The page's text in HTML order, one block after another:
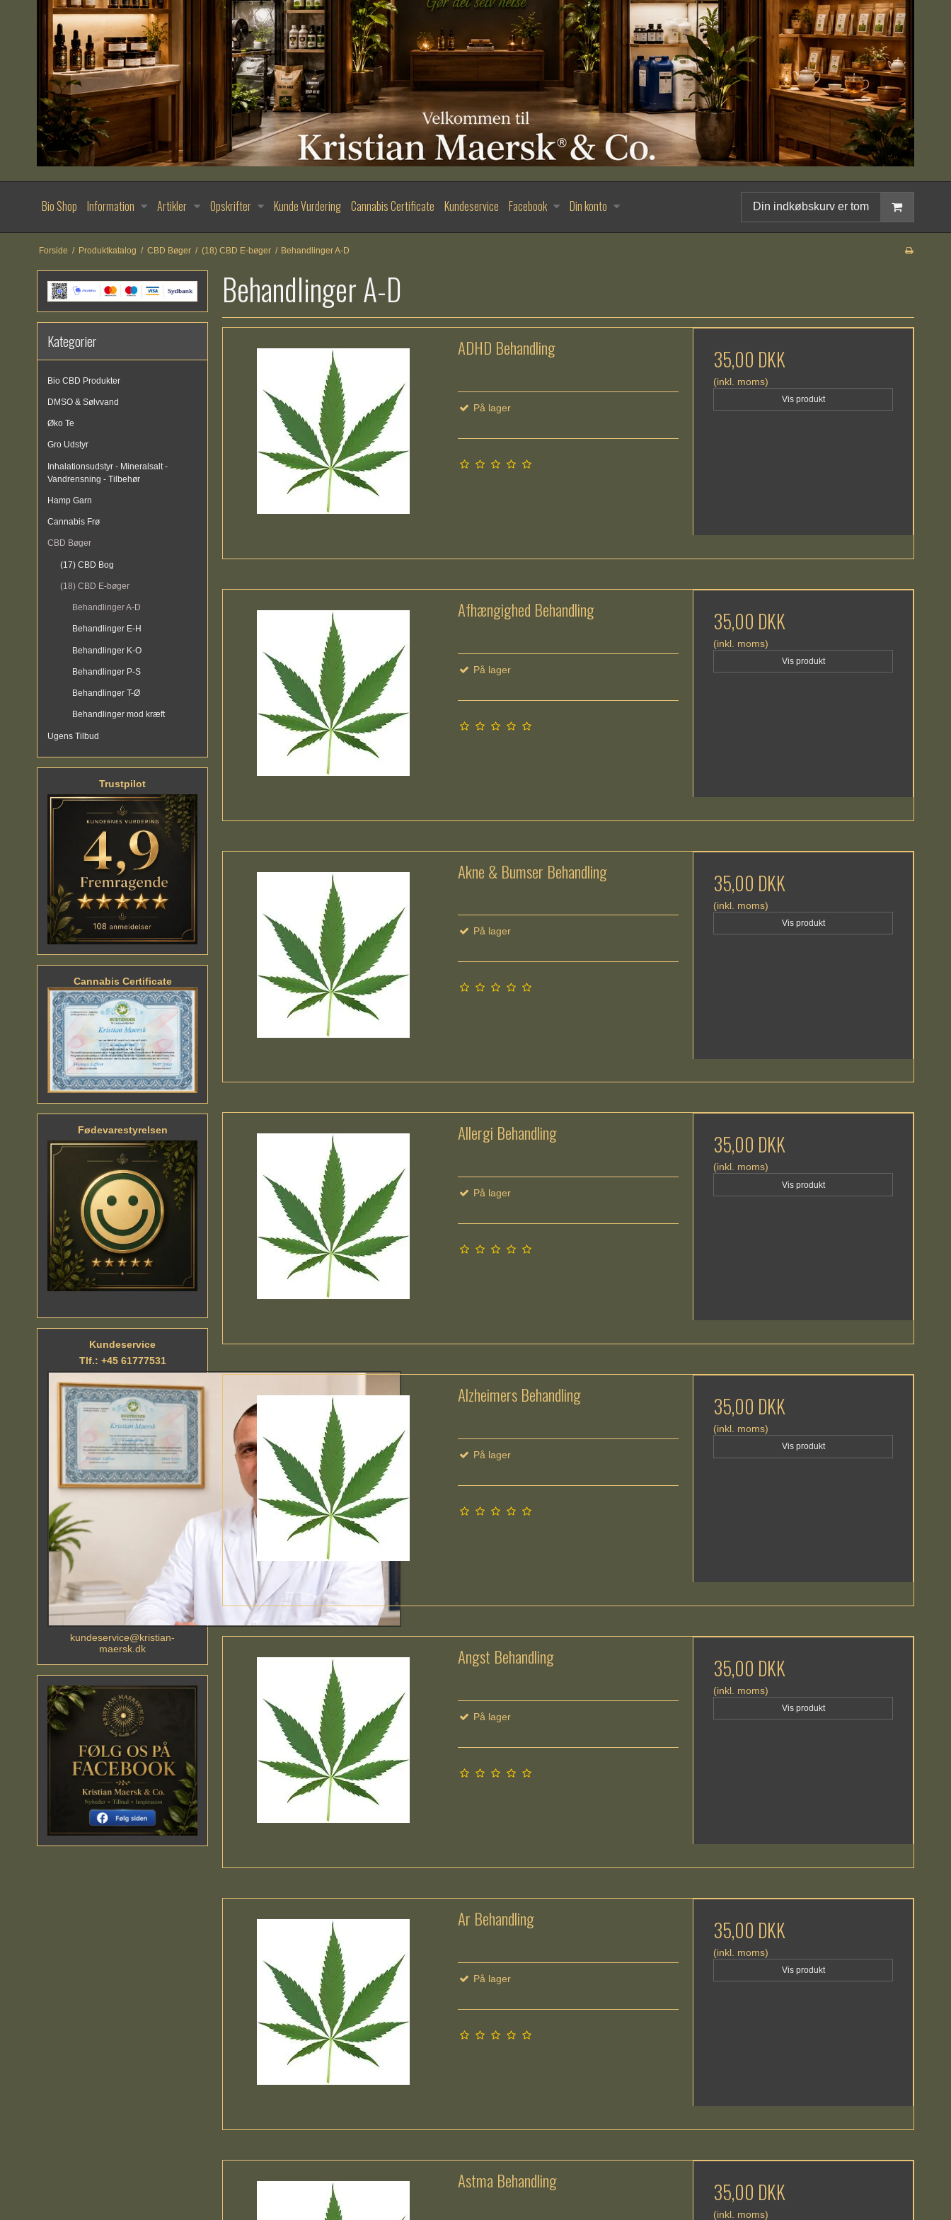
Bio Shop Information Artikler Opskrifter Kunde Vurdering Cannabis Certificate Kundeservice Facebook Din konto Din indkøbskurv er tom
Forside / Produktkatalog / CBD Bøger / (18) CBD E-bøger / Behandlinger A-D
Kategorier
Bio CBD Produkter
DMSO & Sølvvand
Øko Te
Gro Udstyr
Inhalationsudstyr - Mineralsalt -
Vandrensning - Tilbehør
Hamp Garn
Cannabis Frø
CBD Bøger
(17) CBD Bog
(18) CBD E-bøger
Behandlinger A-D
Behandlinger E-H
Behandlinger K-O
Behandlinger P-S
Behandlinger T-Ø
Behandlinger mod kræft
Ugens Tilbud
Trustpilot
Cannabis Certificate
Fødevarestyrelsen
Kundeservice
Tlf.: +45 61777531
kundeservice@kristian-
maersk.dk
Behandlinger A-D
ADHD Behandling
På lager
35,00 DKK
(inkl. moms)
Vis produkt
Afhængighed Behandling
På lager
35,00 DKK
(inkl. moms)
Vis produkt
Akne & Bumser Behandling
På lager
35,00 DKK
(inkl. moms)
Vis produkt
Allergi Behandling
På lager
35,00 DKK
(inkl. moms)
Vis produkt
Alzheimers Behandling
På lager
35,00 DKK
(inkl. moms)
Vis produkt
Angst Behandling
På lager
35,00 DKK
(inkl. moms)
Vis produkt
Ar Behandling
På lager
35,00 DKK
(inkl. moms)
Vis produkt
Astma Behandling 35,00 DKK
(inkl. moms)